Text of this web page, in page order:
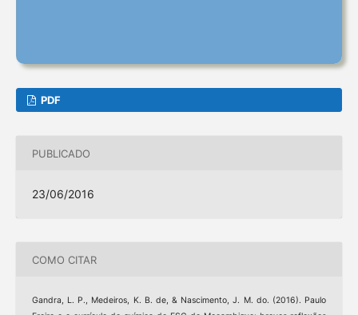
PDF
PUBLICADO
23/06/2016
COMO CITAR
Gandra, L. P., Medeiros, K. B. de, & Nascimento, J. M. do. (2016). Paulo